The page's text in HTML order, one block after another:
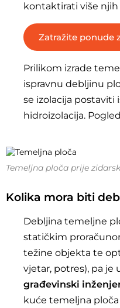
kontaktirati više
Zatražite ponude
Prilikom izrade
ispravnu debljinu
se izolacija postaviti
hidroizolacija.
Temeljna ploča prije
Kolika mora biti
Debljina temeljne
statičkim
težine objekta te
vjetar, potres), pa je
građevinski
kuće temeljna